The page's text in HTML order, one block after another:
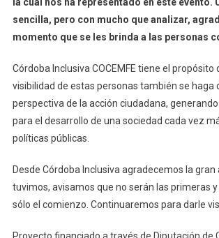
sencilla, pero con mucho que analizar,
momento que se les brinda a las personas
Córdoba Inclusiva COCEMFE tiene el propósito
visibilidad de estas personas también se haga
perspectiva de la acción ciudadana,
para el desarrollo de una sociedad cada vez
políticas públicas.
Desde Córdoba Inclusiva agradecemos la gran
tuvimos, avisamos que no serán las primeras
sólo el comienzo. Continuaremos para darle
Proyecto financiado a través de Diputación de